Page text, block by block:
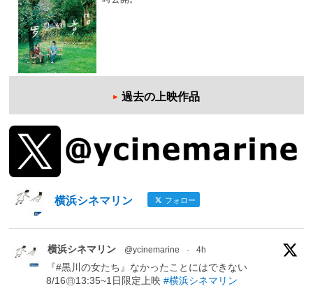
過去の上映作品
横浜シネマリン フォロー
横浜シネマリン @ycinemarine · 4h
『#黒川の女たち』なかったことにはできない
8/16㊐13:35~1日限定上映#横浜シネマリン